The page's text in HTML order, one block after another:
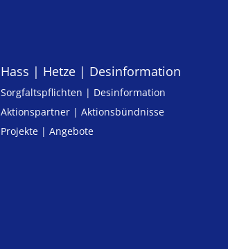
Hass | Hetze | Desinformation
Sorgfaltspflichten | Desinformation
Aktionspartner | Aktionsbündnisse
Projekte | Angebote